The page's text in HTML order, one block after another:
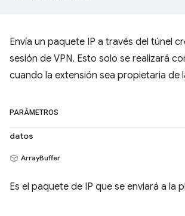
Envía un paquete IP a través del túnel
sesión de VPN. Esto solo se realizará
cuando la extensión sea propietaria de
PARÁMETROS
datos
ArrayBuffer
Es el paquete de IP que se enviará a la